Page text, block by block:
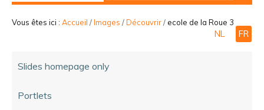
Recherche
avancée…
Vous êtes ici : Accueil /Images /Découvrir/ ecole de la Roue 3
NL FR
Slides homepage only
Portlets